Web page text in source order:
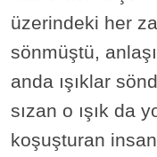
üzerindeki her
sönmüştü,
anda ışıklar
sızan o ışık da
koşuşturan